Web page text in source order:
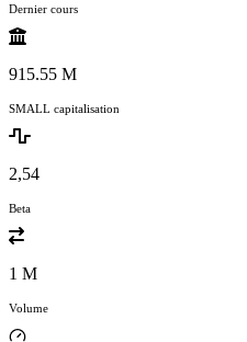
Dernier cours
915.55 M
SMALL capitalisation
2,54
Beta
1 M
Volume